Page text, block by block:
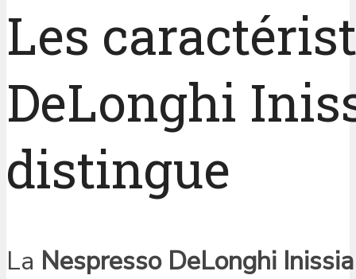
Les
DeLonghi
distingue
La Nespresso DeLonghi Inissia